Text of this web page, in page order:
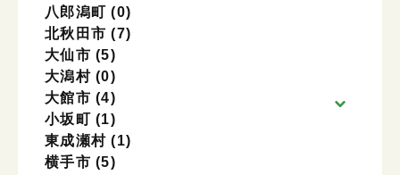
八郎潟町 (0)
北秋田市 (7)
大仙市 (5)
大潟村 (0)
大館市 (4)
小坂町 (1)
東成瀬村 (1)
横手市 (5)